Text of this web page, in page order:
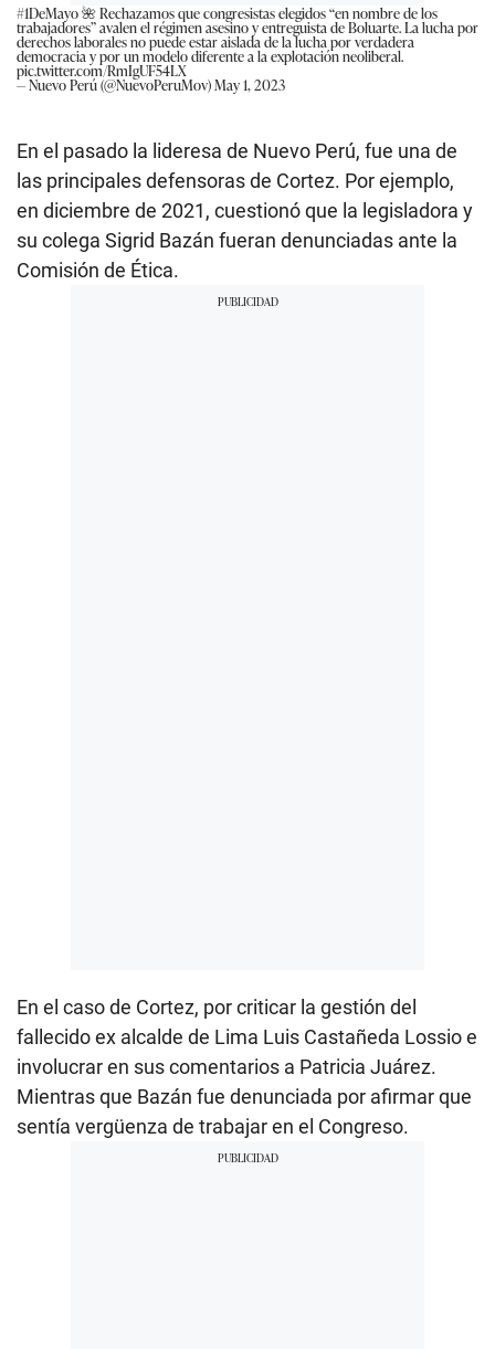
#1DeMayo🌺 Rechazamos que congresistas elegidos “en nombre de los
trabajadores” avalen el régimen asesino y entreguista de Boluarte. La lucha por
derechos laborales no puede estar aislada de la lucha por verdadera
democracia y por un modelo diferente a la explotación neoliberal.
pic.twitter.com/RmIgUF54LX
— Nuevo Perú (@NuevoPeruMov)May 1, 2023
En el pasado la lideresa de Nuevo Perú, fue una de
las principales defensoras de Cortez. Por ejemplo,
en diciembre de 2021, cuestionó que la legisladora y
su colega Sigrid Bazán fueran denunciadas ante la
Comisión de Ética.
En el caso de Cortez, por criticar la gestión del
fallecido ex alcalde de Lima Luis Castañeda Lossio e
involucrar en sus comentarios a Patricia Juárez.
Mientras que Bazán fue denunciada por afirmar que
sentía vergüenza de trabajar en el Congreso.